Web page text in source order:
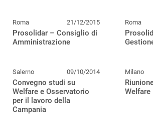
Roma 21/12/2015
Prosolidar – Consiglio di
Amministrazione
Roma
Salerno 09/10/2014
Convegno studi su
Welfare e Osservatorio
per il lavoro della
Campania
Milano
Welfare